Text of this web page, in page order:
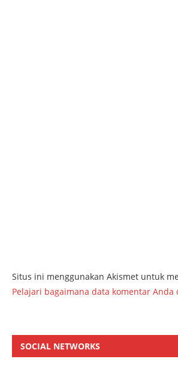
Situs ini menggunakan Akismet untuk
Pelajari bagaimana data komentar Anda
SOCIAL NETWORKS